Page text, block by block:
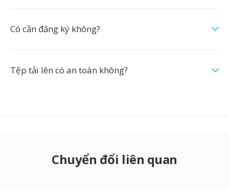
Có cần đăng ký không?
Tệp tải lên có an toàn không?
Chuyển đổi liên quan